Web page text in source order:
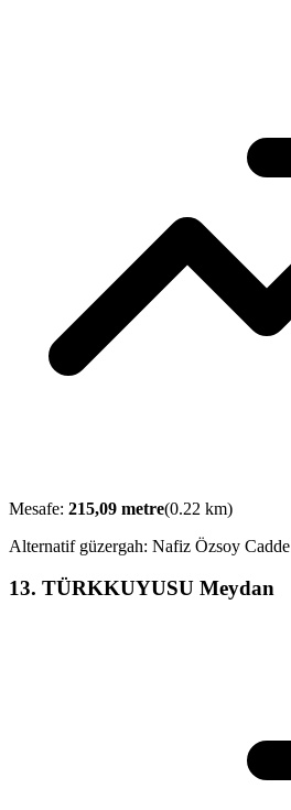
Mesafe: 215,09 metre(0.22 km)
Alternatif güzergah: Nafiz Özsoy Cadde
13. TÜRKKUYUSU Meydan